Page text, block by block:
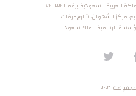
السعودية برقم ٧٤٩٣٤٦٠
مركز الشهوان، شارع عرفات
الرسمية للملك سعود.
٢٠٢٦